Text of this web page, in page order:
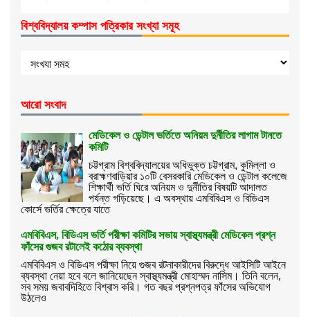
বিশ্ববিদ্যালয় কম্পাস পত্রিকার সংখ্যা সমূহ
আরো সংবাদ
মেডিকেল ও ডেন্টাল ভর্তিতে অনিয়ম দুর্নীতির লাগাম টানতে
কমিটি
চট্টগ্রাম বিশ্ববিদ্যালয়ের অধিভুক্ত চট্টগ্রাম, কুমিল্লা ও
ব্রাহ্মণবাড়িয়ার ১০টি বেসরকারি মেডিকেল ও ডেন্টাল কলেজে
শিক্ষার্থী ভর্তি ঘিরে অনিয়ম ও দুর্নীতির বিষয়টি আদালত
পর্যন্ত গড়িয়েছে। এ অবস্থায় এমবিবিএস ও বিডিএস
কোর্সে ভর্তির ক্ষেত্রে যাতে
এমবিবিএস, বিডিএস ভর্তি পরীক্ষা কমিটির সভায় স্বাস্থ্যমন্ত্রী মেডিকেল প্রশ্ন
ফাঁসের গুজব রটালেই কঠোর ব্যবস্থা
এমবিবিএস ও বিডিএস পরীক্ষা নিয়ে গুজব রটনাকারীদের বিরুদ্ধে আইসিটি আইনে
ব্যবস্থা নেয়া হবে বলে জানিয়েছেন স্বাস্থ্যমন্ত্রী মোহাম্মদ নাসিম। তিনি বলেন,
সব সময় জবাবদিহিতে বিশ্বাস করি। গত বছর প্রশ্নপত্র ফাঁসের অভিযোগ
উঠলেও